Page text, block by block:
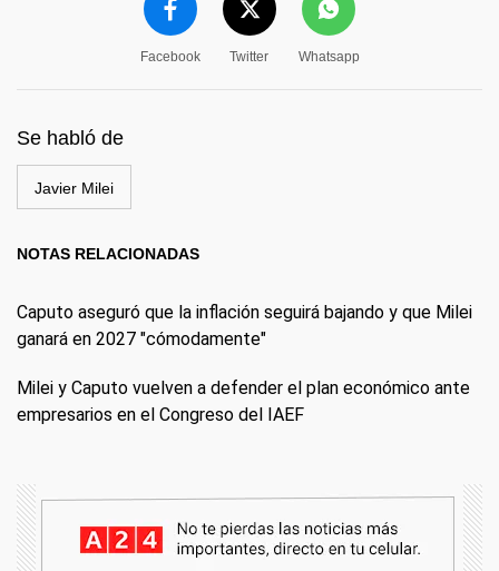
Facebook Twitter Whatsapp
Se habló de
Javier Milei
NOTAS RELACIONADAS
Caputo aseguró que la inflación seguirá bajando y que Milei
ganará en 2027 "cómodamente"
Milei y Caputo vuelven a defender el plan económico ante
empresarios en el Congreso del IAEF